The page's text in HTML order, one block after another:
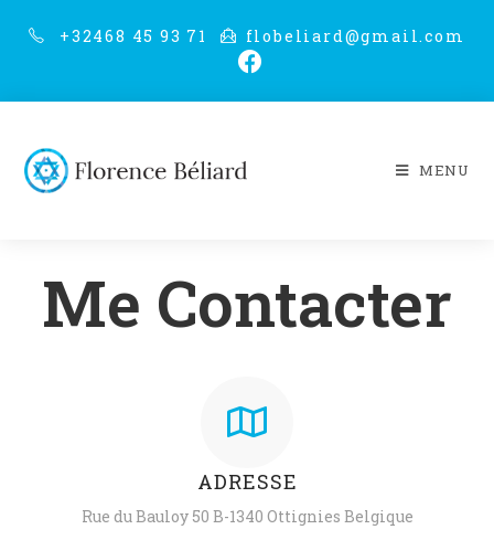
+32468 45 93 71 flobeliard@gmail.com
MENU
Me Contacter
ADRESSE
Rue du Bauloy 50 B-1340 Ottignies Belgique